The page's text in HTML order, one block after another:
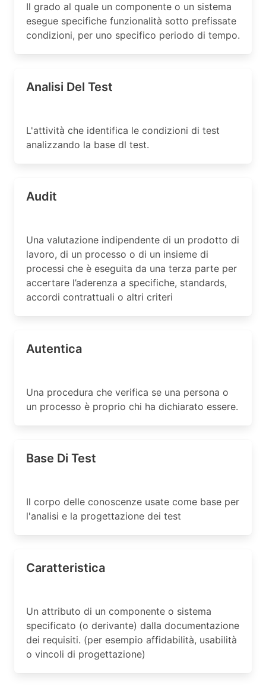
Il grado al quale un componente o un sistema
esegue specifiche funzionalità sotto prefissate
condizioni, per uno specifico periodo di tempo.
Analisi Del Test
L'attività che identifica le condizioni di test
analizzando la base dl test.
Audit
Una valutazione indipendente di un prodotto di
lavoro, di un processo o di un insieme di
processi che è eseguita da una terza parte per
accertare l’aderenza a specifiche, standards,
accordi contrattuali o altri criteri
Autentica
Una procedura che verifica se una persona o
un processo è proprio chi ha dichiarato essere.
Base Di Test
Il corpo delle conoscenze usate come base per
l'analisi e la progettazione dei test
Caratteristica
Un attributo di un componente o sistema
specificato (o derivante) dalla documentazione
dei requisiti. (per esempio affidabilità, usabilità
o vincoli di progettazione)